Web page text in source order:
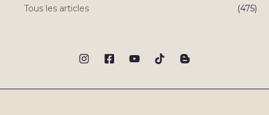
Tous les articles
(475)